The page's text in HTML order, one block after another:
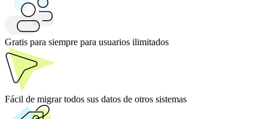
Gratis para siempre para usuarios ilimitados
Fácil de migrar todos sus datos de otros sistemas